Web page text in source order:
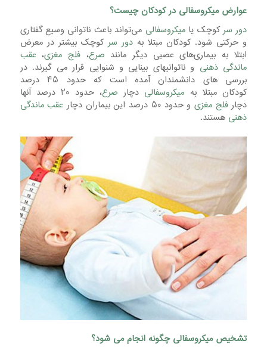
عوارض میکروسفالی در کودکان چیست؟
دور سرکوچک یامیکروسفالی می‌تواند باعث ناتوانی وسیع گفتاری
و حرکتی شود. کودکان مبتلا بهدور سرکوچک بیشتر در معرض
ابتلا به بیماری‌های عصبی دیگر مانند صرع،فلج مغزی، عقب
ماندگی ذهنی و ناتوانیهای بینایی و شنوایی قرار می گیرند. در
بررسی های دانشمندان آمده است که حدود ۴۵ درصد
کودکان مبتلا به میکروسفالی دچار صرع
، حدود ۲۰ درصد آنها
دچارفلج مغزیو حدود ۵۰ درصد این بیماران دچار
عقب ماندگی
ذهنی هستند.
تشخیص میکروسفالی چگونه انجام می شود؟